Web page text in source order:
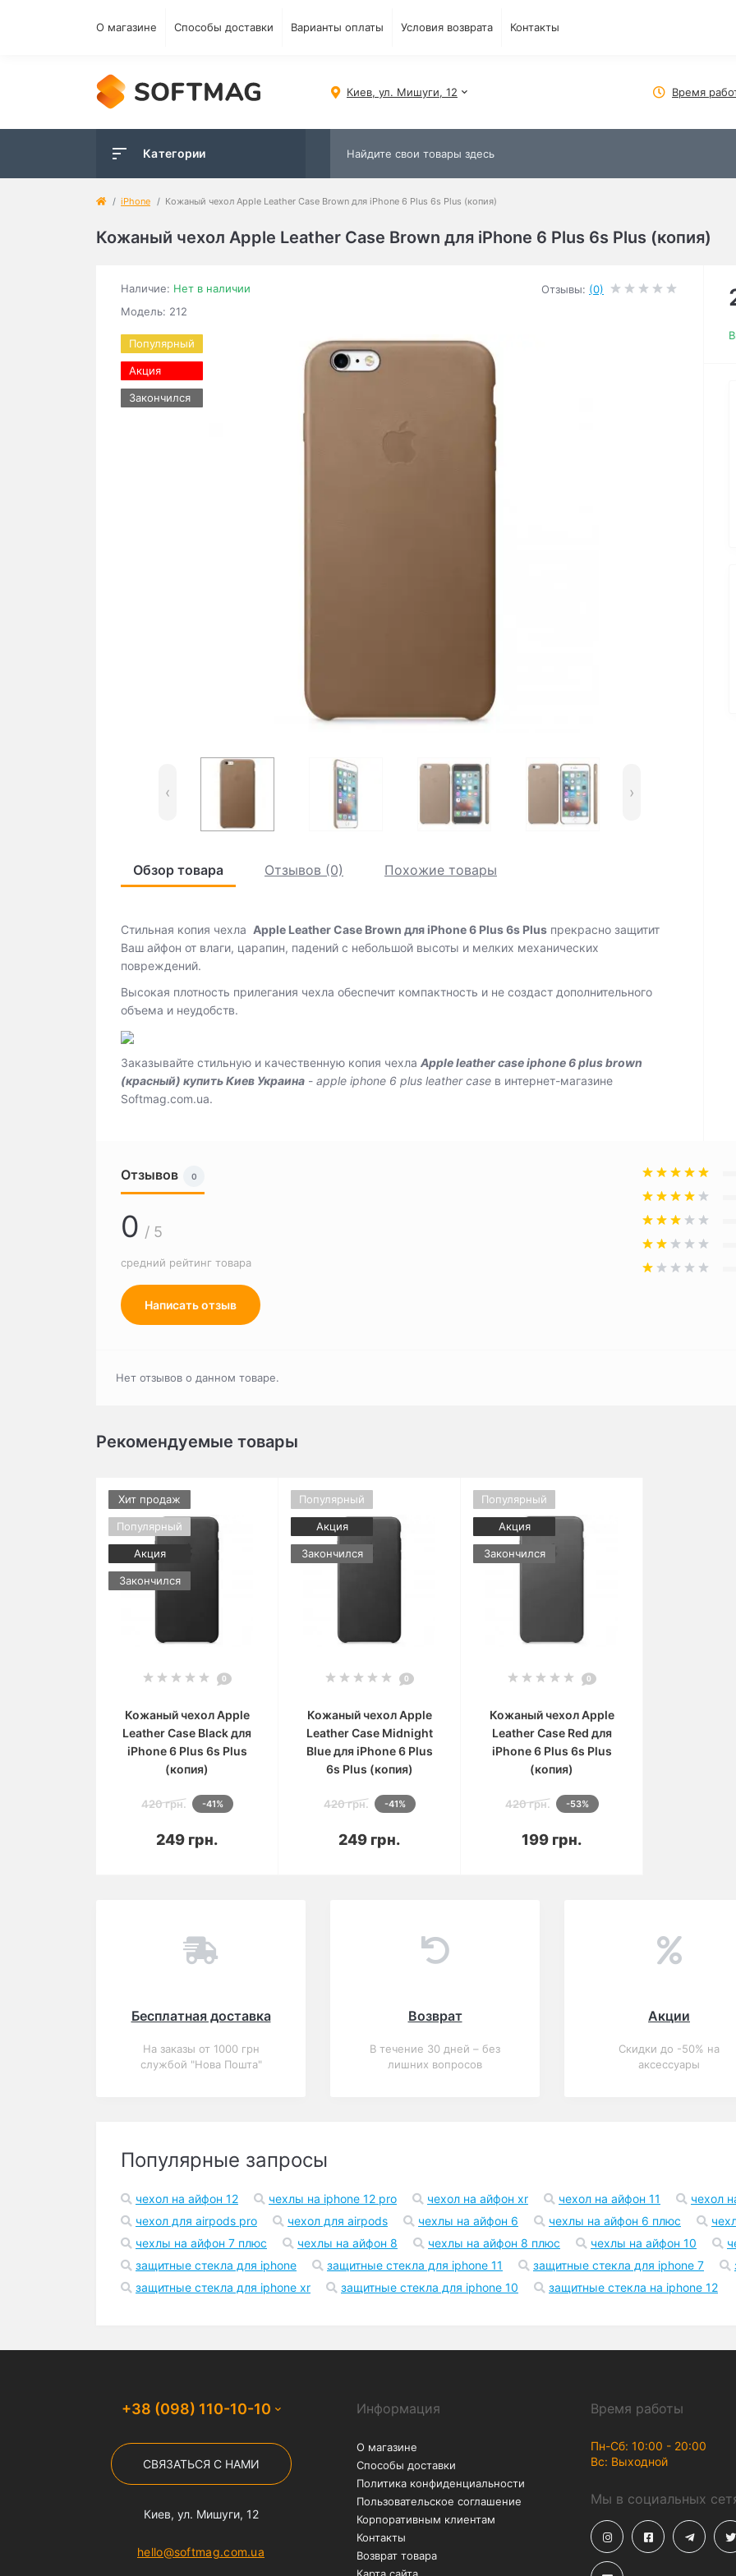
О магазине Способы доставки Варианты оплаты Условия возврата Контакты
Киев, ул. Мишуги, 12 Время
Категории
iPhone Кожаный чехол Apple Leather Case Brown для iPhone 6 Plus 6s Plus (копия)
Кожаный чехол Apple Leather Case Brown для iPhone 6 Plus 6s Plus (копия)
Наличие: Нет в наличии
Модель: 212
Отзывы: (0)
Популярный
Акция
Закончился
‹ ›
Обзор товара Отзывов (0) Похожие товары
Стильная копия чехла Apple Leather Case Brown для iPhone 6 Plus 6s Plus прекрасно защитит
Ваш айфон от влаги, царапин, падений с небольшой высоты и мелких механических
повреждений.
Высокая плотность прилегания чехла обеспечит компактность и не создаст дополнительного
объема и неудобств.
Заказывайте стильную и качественную копия чехла Apple leather case iphone 6 plus brown
(красный) купить Киев Украина - apple iphone 6 plus leather case в интернет-магазине
Softmag.com.ua.
Отзывов 0
0 / 5
средний рейтинг товара
Написать отзыв
Нет отзывов о данном товаре.
Рекомендуемые товары
Хит продаж
Популярный
Акция
Закончился
0
Кожаный чехол Apple
Leather Case Black для
iPhone 6 Plus 6s Plus
(копия)
420 грн. -41%
249 грн.
В корзину
Популярный
Акция
Закончился
0
Кожаный чехол Apple
Leather Case Midnight
Blue для iPhone 6 Plus
6s Plus (копия)
420 грн. -41%
249 грн.
В корзину
Популярный
Акция
Закончился
0
Кожаный чехол Apple
Leather Case Red для
iPhone 6 Plus 6s Plus
(копия)
420 грн. -53%
199 грн.
В корзину
Закончился
Кожаный чехол Apple
420 грн. -41%
249 грн.
На заказы от 1000 грн
службой "Нова Пошта"
В течение 30 дней – без
лишних вопросов
Скидки до -50% на
аксессуары
Популярные запросы
чехол на айфон 12 чехлы на iphone 12 pro чехол на айфон xr чехол на айфон 11
чехол